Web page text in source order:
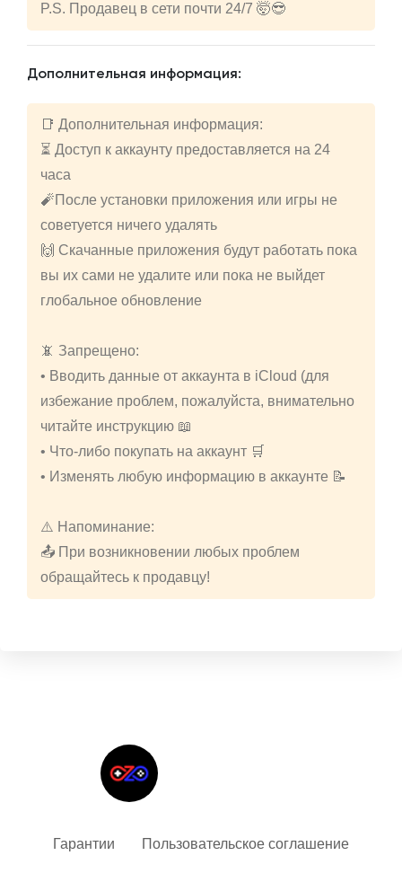
P.S. Продавец в сети почти 24/7 🤯😎
Дополнительная информация:
📑 Дополнительная информация:
⏳ Доступ к аккаунту предоставляется на 24
часа
🧨После установки приложения или игры не
советуется ничего удалять
🙌 Скачанные приложения будут работать пока
вы их сами не удалите или пока не выйдет
глобальное обновление
📵 Запрещено:
• Вводить данные от аккаунта в iCloud (для
избежание проблем, пожалуйста, внимательно
читайте инструкцию 📖
• Что-либо покупать на аккаунт 🛒
• Изменять любую информацию в аккаунте 📝
⚠️ Напоминание:
📤 При возникновении любых проблем
обращайтесь к продавцу!
Гарантии Пользовательское соглашение